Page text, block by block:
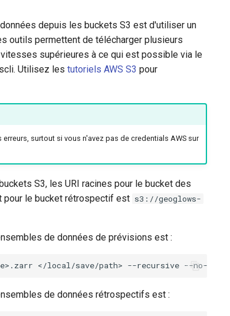
depuis les buckets S3 est d'utiliser un
outils permettent de télécharger plusieurs
supérieures à ce qui est possible via le
Utilisez les tutoriels AWS S3 pour
erreurs, surtout si vous n'avez pas de credentials AWS sur
S3, les URI racines pour le bucket des
pour le bucket rétrospectif est s3://geoglows-
de données de prévisions est :
</local/save/path> --recursive
de données rétrospectifs est :